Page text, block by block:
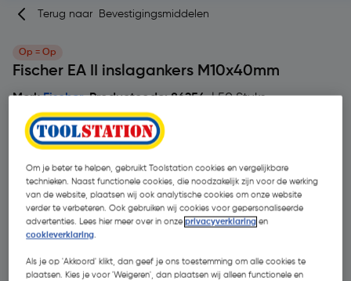
Terug naar Bevestigingsmiddelen
Op = Op
Fischer EA II inslagankers M10x40mm
MerkFischer Productcode: 86254 | 50 Stuks
Om je beter te helpen, gebruikt Toolstation cookies en vergelijkbare
technieken. Naast functionele cookies, die noodzakelijk zijn voor de werking
van de website, plaatsen wij ook analytische cookies om onze website
verder te verbeteren. Ook gebruiken wij cookies voor gepersonaliseerde
advertenties. Lees hier meer over in onzeprivacyverklaring en
cookieverklaring.
Als je op 'Akkoord' klikt, dan geef je ons toestemming om alle cookies te
plaatsen. Kies je voor 'Weigeren', dan plaatsen wij alleen functionele en